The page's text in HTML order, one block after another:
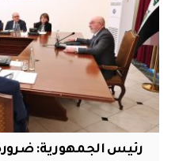
رئيس الجمهورية: